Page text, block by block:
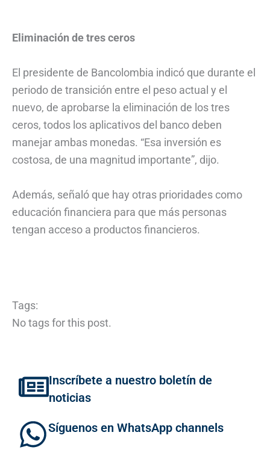
Eliminación de tres ceros
El presidente de Bancolombia indicó que durante el
periodo de transición entre el peso actual y el
nuevo, de aprobarse la eliminación de los tres
ceros, todos los aplicativos del banco deben
manejar ambas monedas. “Esa inversión es
costosa, de una magnitud importante”, dijo.
Además, señaló que hay otras prioridades como
educación financiera para que más personas
tengan acceso a productos financieros.
Tags:
No tags for this post.
Inscríbete a nuestro boletín de
noticias
Síguenos en WhatsApp channels